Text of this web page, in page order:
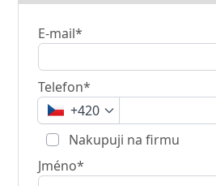
E-mail*
Telefon*
+420
Nakupuji na firmu
Jméno*